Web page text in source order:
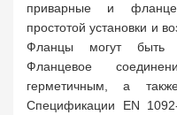
приварные и
простотой установки и
Фланцы могут быть
Фланцевое
герметичным, а
Спецификации EN